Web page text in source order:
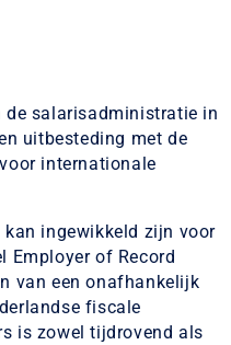
de salarisadministratie in
uitbesteding met de
internationale
kan ingewikkeld zijn voor
Employer of Record
van een onafhankelijk
fiscale
is zowel tijdrovend als